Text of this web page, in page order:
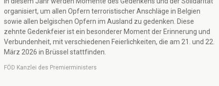
organisiert, um allen Opfern terroristischer Anschläge in Belgien
sowie allen belgischen Opfern im Ausland zu gedenken. Diese
zehnte Gedenkfeier ist ein besonderer Moment der Erinnerung und
Verbundenheit, mit verschiedenen Feierlichkeiten, die am 21. und 22.
März 2026 in Brüssel stattfinden.
FÖD Kanzlei des Premierministers